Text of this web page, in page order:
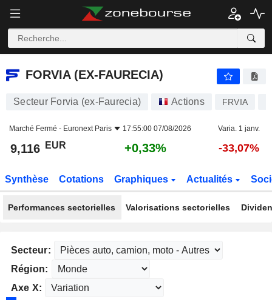
FORVIA (EX-FAURECIA)
FORVIA (EX-FAURECIA)
Secteur Forvia (ex-Faurecia) Actions FRVIA
Marché Fermé - Euronext Paris 17:55:00 07/08/2026 Varia. 1 janv.
9,116 EUR +0,33% -33,07%
Synthèse Cotations Graphiques Actualités
Performances sectorielles Valorisations sectorielles
Secteur:
Région:
Axe X: